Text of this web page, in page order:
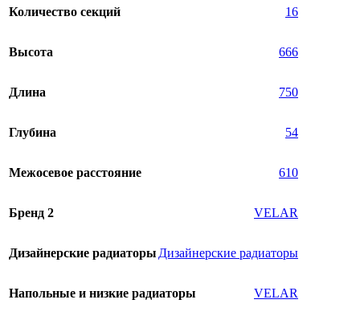
Количество секций 16
Высота 666
Длина 750
Глубина 54
Межосевое расстояние 610
Бренд 2 VELAR
Дизайнерские радиаторы Дизайнерские радиаторы
Напольные и низкие радиаторы VELAR